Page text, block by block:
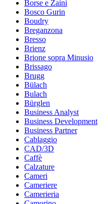
Borse e Zaini
Bosco Gurin
Boudry
Breganzona
Bresso
Brienz
Brione sopra Minusio
Brissago
Brugg
Bülach
Bulach
Bürglen
Business Analyst
Business Development
Business Partner
Cablaggio
CAD/3D
Caffè
Calzature
Cameri
Cameriere
Camerieria